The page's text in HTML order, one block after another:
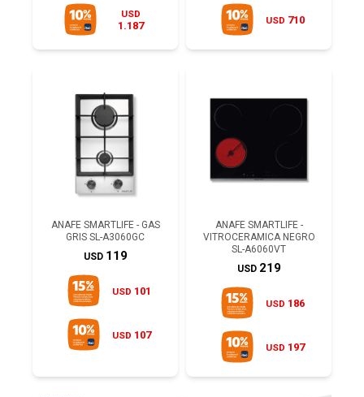
USD
1.187 USD 710
ANAFE SMARTLIFE - GAS
GRIS SL-A3060GC
USD 119
USD 101
USD 107
ANAFE SMARTLIFE -
VITROCERAMICA NEGRO
SL-A6060VT
USD 219
USD 186
USD 197